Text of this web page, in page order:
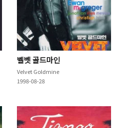
벨벳 골드마인
Velvet Goldmine
1998-08-28